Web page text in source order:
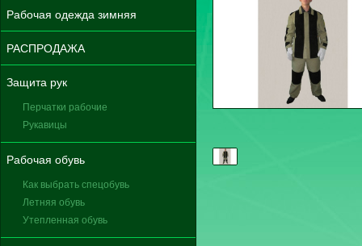
Рабочая одежда зимняя
РАСПРОДАЖА
Защита рук
Перчатки рабочие
Рукавицы
Рабочая обувь
Как выбрать спецобувь
Летняя обувь
Утепленная обувь